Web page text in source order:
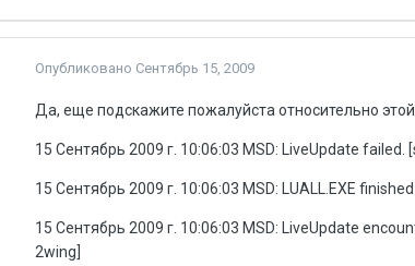
Опубликовано Сентябрь 15, 2009
Да, еще подскажите пожалуйста относительно
15 Сентябрь 2009 г. 10:06:03 MSD: LiveUpdate failed.
15 Сентябрь 2009 г. 10:06:03 MSD: LUALL.EXE
15 Сентябрь 2009 г. 10:06:03 MSD: LiveUpdate
2wing]